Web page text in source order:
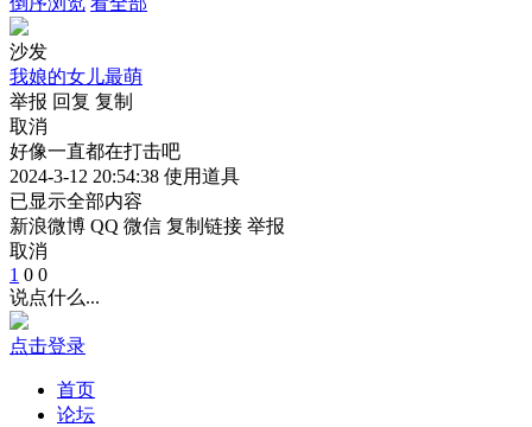
沙发
我娘的女儿最萌
举报 回复 复制
取消
好像一直都在打击吧
2024-3-12 20:54:38 使用道具
已显示全部内容
新浪微博 QQ 微信 复制链接 举报
取消
1 0 0
说点什么...
点击登录
首页
论坛